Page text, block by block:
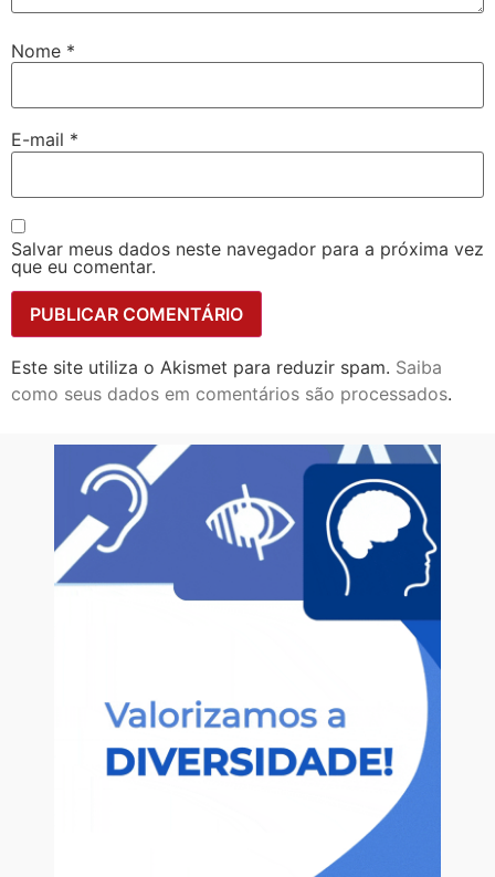
Nome *
E-mail *
Salvar meus dados neste navegador para a próxima vez
que eu comentar.
Este site utiliza o Akismet para reduzir spam. Saiba
como seus dados em comentários são processados.